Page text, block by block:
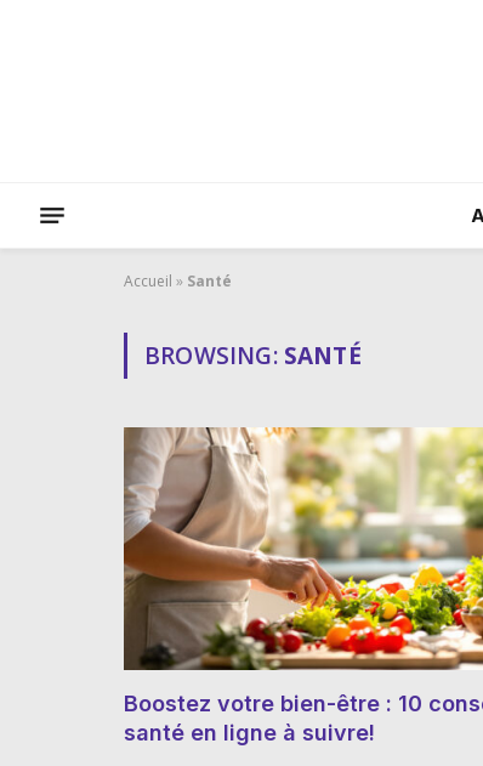
Accueil » Santé
BROWSING: SANTÉ
Boostez votre bien-être : 10
santé en ligne à suivre!